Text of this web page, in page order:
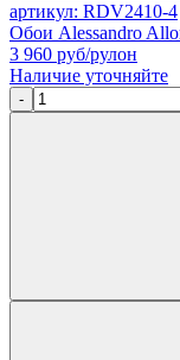
артикул: RDV2410-4
Обои Alessandro
3 960 руб/рулон
Наличие уточняйте
-